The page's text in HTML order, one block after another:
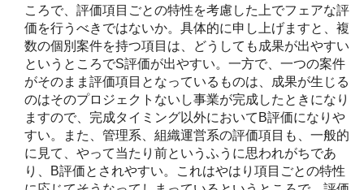
ころで、評価項目ごとの特性を考慮した上でフェアな評
価を行うべきではないか。具体的に申し上げますと、複
数の個別案件を持つ項目は、どうしても成果が出やすい
というところでS評価が出やすい。一方で、一つの案件
がそのまま評価項目となっているものは、成果が生じる
のはそのプロジェクトないし事業が完成したときになり
ますので、完成タイミング以外においてB評価になりや
すい。また、管理系、組織運営系の評価項目も、一般的
に見て、やって当たり前というふうに思われがちであ
り、B評価とされやすい。これはやはり項目ごとの特性